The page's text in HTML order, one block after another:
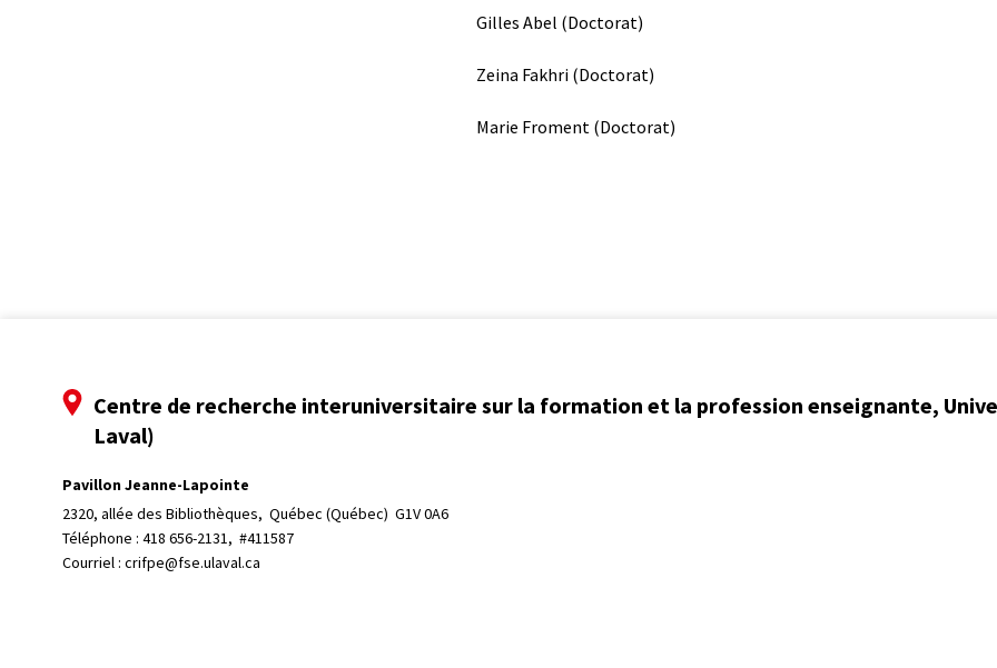
Gilles Abel (Doctorat)
Zeina Fakhri (Doctorat)
Marie Froment (Doctorat)
Centre de recherche interuniversitaire sur la formation et la profession enseignante,
Laval)
Pavillon Jeanne-Lapointe
2320, allée des Bibliothèques, Québec (Québec)  G1V 0A6
Téléphone : 418 656-2131, #411587
Courriel : crifpe@fse.ulaval.ca